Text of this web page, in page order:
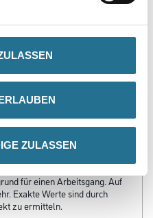
ZULASSEN
4-6 Stunden
für einen Arbeitsgang. Auf
Exakte Werte sind durch
zu ermitteln.